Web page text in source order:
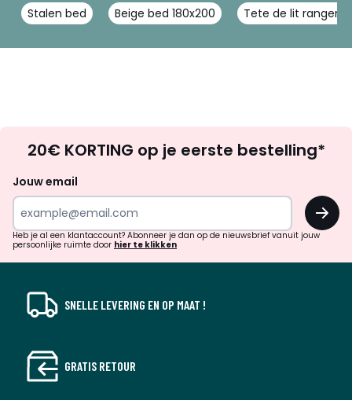
Stalen bed Beige bed 180x200 Tete de lit
zoek
inspiratie
verrassingen?
20€ KORTING op je eerste bestelling*
Jouw email
OK
Heb je al een klantaccount? Abonneer je dan op de nieuwsbrief vanuit jouw
persoonlijke ruimte door hier te klikken
SNELLE LEVERING EN OP MAAT !
GRATIS RETOUR